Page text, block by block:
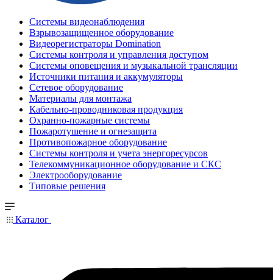
Системы видеонаблюдения
Взрывозащищенное оборудование
Видеорегистраторы Domination
Системы контроля и управления доступом
Системы оповещения и музыкальной трансляции
Источники питания и аккумуляторы
Сетевое оборудование
Материалы для монтажа
Кабельно-проводниковая продукция
Охранно-пожарные системы
Пожаротушение и огнезащита
Противопожарное оборудование
Системы контроля и учета энергоресурсов
Телекоммуникационное оборудование и СКС
Электрооборудование
Типовые решения
Каталог